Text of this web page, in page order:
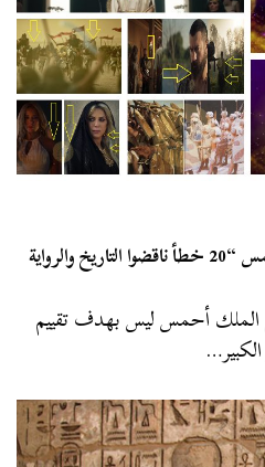
أخطاء برومو مسلسل الملك أحمس “20 خطأ ناقضوا التاريخ والرواية
أحمس ليس بهدف تقييم